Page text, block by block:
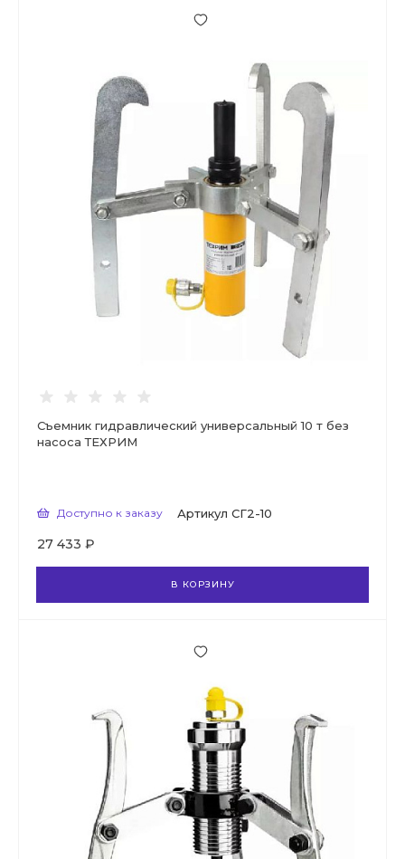
Съемник гидравлический универсальный 10 т без
насоса ТЕХРИМ
Доступно к заказу Артикул СГ2-10
27 433 ₽
В КОРЗИНУ